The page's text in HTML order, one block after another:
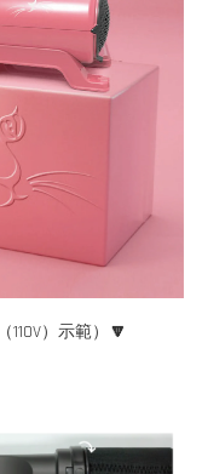
）示範） 🔽